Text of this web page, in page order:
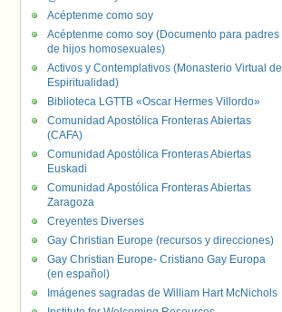
Acéptenme como soy
Acéptenme como soy (Documento para padres
de hijos homosexuales)
Activos y Contemplativos (Monasterio Virtual de
Espiritualidad)
Biblioteca LGTTB «Oscar Hermes Villordo»
Comunidad Apostólica Fronteras Abiertas
(CAFA)
Comunidad Apostólica Fronteras Abiertas
Euskadi
Comunidad Apostólica Fronteras Abiertas
Zaragoza
Creyentes Diverses
Gay Christian Europe (recursos y direcciones)
Gay Christian Europe- Cristiano Gay Europa
(en español)
Imágenes sagradas de William Hart McNichols